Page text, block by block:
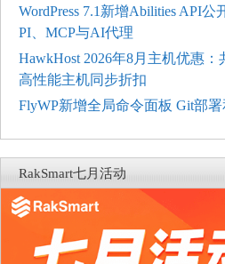
WordPress 7.1新增Abilities API
PI、MCP与AI代理
HawkHost 2026年8月主机优惠：
高性能主机同步折扣
FlyWP新增全局命令面板 Git部
RakSmart七月活动